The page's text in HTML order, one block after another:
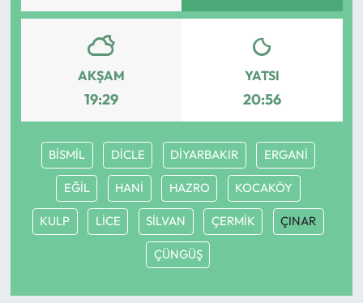
AKŞAM
19:29
YATSI
20:56
BİSMİL DİCLE DİYARBAKIR ERGANİ
EĞİL HANİ HAZRO KOCAKÖY
KULP LİCE SİLVAN ÇERMİK ÇINAR
ÇÜNGÜŞ